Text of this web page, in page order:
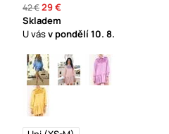
42 €29 €
Skladem
U vásv pondělí10. 8.